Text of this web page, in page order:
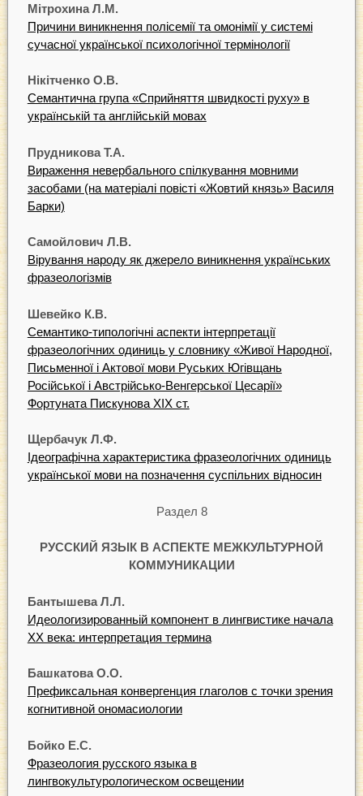
Мітрохина Л.М.
Причини виникнення полісемії та омонімії у системі
сучасної української психологічної термінології
Нікітченко О.В.
Семантична група «Сприйняття швидкості руху» в
українській та англійській мовах
Прудникова Т.А.
Вираження невербального спілкування мовними
засобами (на матеріалі повісті «Жовтий князь» Василя
Барки)
Самойлович Л.В.
Вірування народу як джерело виникнення українських
фразеологізмів
Шевейко К.В.
Семантико-типологічні аспекти інтерпретації
фразеологічних одиниць у словнику «Живої Народної,
Письменної і Актової мови Руських Югівщань
Російської і Австрійсько-Венгерської Цесарії»
Фортуната Пискунова ХІХ ст.
Щербачук Л.Ф.
Ідеографічна характеристика фразеологічних одиниць
української мови на позначення суспільних відносин
Раздел 8
РУССКИЙ ЯЗЬІК В АСПЕКТЕ МЕЖКУЛЬТУРНОЙ
КОММУНИКАЦИИ
Бантышева Л.Л.
Идеологизированньій компонент в лингвистике начала
ХХ века: интерпретация термина
Башкатова О.О.
Префиксальная конвергенция глаголов с точки зрения
когнитивной ономасиологии
Бойко Е.С.
Фразеология русского языка в
лингвокультурологическом освещении